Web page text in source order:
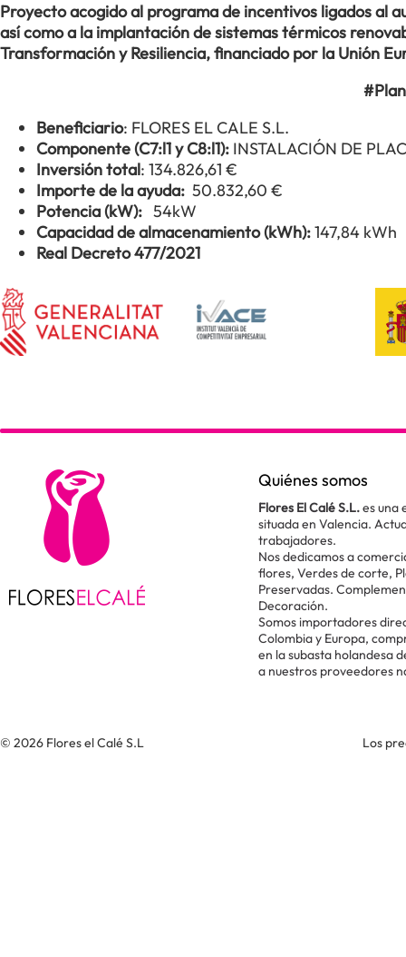
Proyecto acogido al programa de incentivos ligados al
así como a la implantación de sistemas térmicos
Transformación y Resiliencia, financiado por la Unión
Beneficiario: FLORES EL CALE S.L.
Componente (C7:l1 y C8:l1): INSTALACIÓN DE
Inversión total: 134.826,61 €
Importe de la ayuda: 50.832,60 €
Potencia (kW): 54kW
Capacidad de almacenamiento (kWh):147,84 kWh
Real Decreto 477/2021
Quiénes somos
Flores El Calé S.L.es una
situada en Valencia.
trabajadores.
Nos dedicamos a
flores, Verdes de corte,
Preservadas.
Decoración.
Somos importadores
Colombia y Europa,
en la subasta holandesa
a nuestros proveedores
© 2026 Flores el Calé S.L Los